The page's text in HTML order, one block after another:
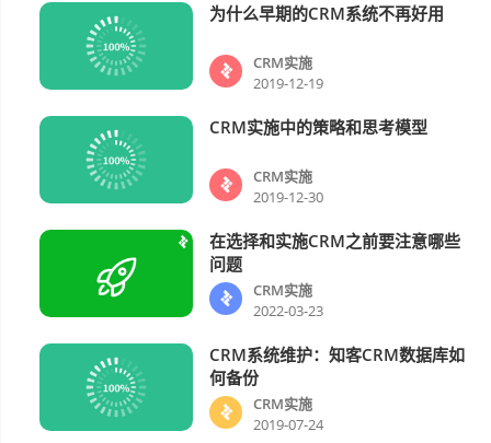
为什么早期的CRM系统不再好用
CRM实施
2019-12-19
CRM实施中的策略和思考模型
CRM实施
2019-12-30
在选择和实施CRM之前要注意哪些
问题
CRM实施
2022-03-23
CRM系统维护：知客CRM数据库如
何备份
CRM实施
2019-07-24